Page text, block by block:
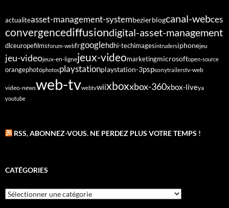
actualiteasset-management-systembezierblogcanal-webces
convergencediffusiondigital-asset-management
dlceuropefilmsforum-webfrgooglehdhi-techimagesintrudersiphonejeu
jeu-videojeux-en-lignejeux-videomarketingmicrosoftopen-source
orangephotophotosplaystationplaystation-3pspsonytrailerstv-web
video-newsweb-tvwebtvwiixboxxbox-360xbox-liveya
youtube
RSS, ABONNEZ-VOUS. NE PERDEZ PLUS VOTRE TEMPS !
CATÉGORIES
Catégories